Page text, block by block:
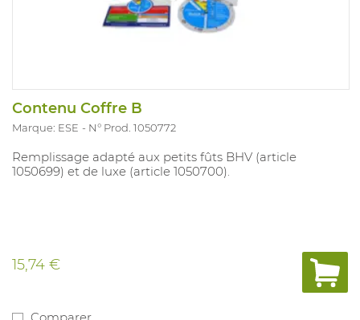
Contenu Coffre B
Marque: ESE N° Prod. 1050772
Remplissage adapté aux petits fûts BHV (article
1050699) et de luxe (article 1050700).
15,74 €
Comparer